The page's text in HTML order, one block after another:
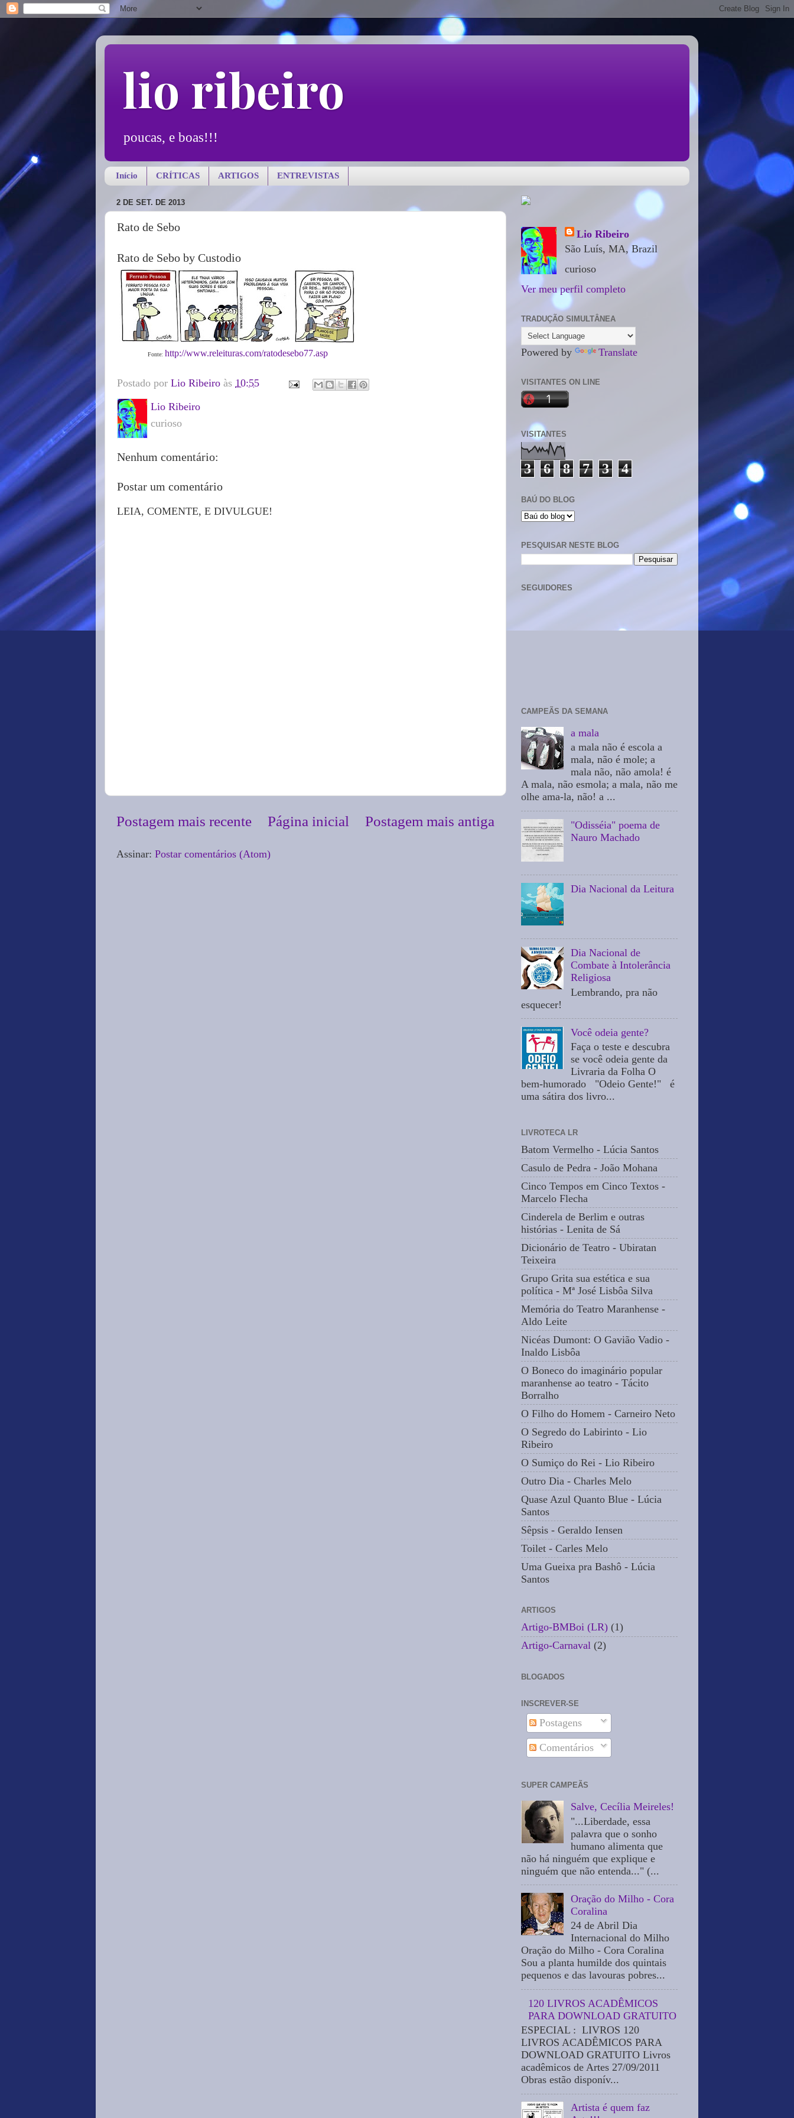
lio ribeiro
poucas, e boas!!!
Início CRÍTICAS ARTIGOS ENTREVISTAS
2 DE SET. DE 2013
Rato de Sebo
Rato de Sebo by Custodio
Fonte: http://www.releituras.com/ratodesebo77.asp
Postado por Lio Ribeiro às 10:55
Lio Ribeiro
curioso
Nenhum comentário:
Postar um comentário
LEIA, COMENTE, E DIVULGUE!
Postagem mais recente Postagem mais antiga
Página inicial
Assinar: Postar comentários (Atom)
Lio Ribeiro
São Luís, MA, Brazil
curioso
Ver meu perfil completo
TRADUÇÃO SIMULTÂNEA
Powered by Translate
VISITANTES ON LINE
VISITANTES
3 6 8 7 3 4
BAÚ DO BLOG
PESQUISAR NESTE BLOG
SEGUIDORES
CAMPEÃS DA SEMANA
a mala
a mala não é escola a
mala, não é mole; a
mala não, não amola! é
A mala, não esmola; a mala, não me
olhe ama-la, não! a ...
"Odisséia" poema de
Nauro Machado
Dia Nacional da Leitura
Dia Nacional de
Combate à Intolerância
Religiosa
Lembrando, pra não
esquecer!
Você odeia gente?
Faça o teste e descubra
se você odeia gente da
Livraria da Folha O
bem-humorado "Odeio Gente!" é
uma sátira dos livro...
LIVROTECA LR
Batom Vermelho - Lúcia Santos
Casulo de Pedra - João Mohana
Cinco Tempos em Cinco Textos -
Marcelo Flecha
Cinderela de Berlim e outras
histórias - Lenita de Sá
Dicionário de Teatro - Ubiratan
Teixeira
Grupo Grita sua estética e sua
política - Mª José Lisbôa Silva
Memória do Teatro Maranhense -
Aldo Leite
Nicéas Dumont: O Gavião Vadio -
Inaldo Lisbôa
O Boneco do imaginário popular
maranhense ao teatro - Tácito
Borralho
O Filho do Homem - Carneiro Neto
O Segredo do Labirinto - Lio
Ribeiro
O Sumiço do Rei - Lio Ribeiro
Outro Dia - Charles Melo
Quase Azul Quanto Blue - Lúcia
Santos
Sêpsis - Geraldo Iensen
Toilet - Carles Melo
Uma Gueixa pra Bashô - Lúcia
Santos
ARTIGOS
Artigo-BMBoi (LR) (1)
Artigo-Carnaval (2)
BLOGADOS
INSCREVER-SE
Postagens
Comentários
SUPER CAMPEÃS
Salve, Cecília Meireles!
"...Liberdade, essa
palavra que o sonho
humano alimenta que
não há ninguém que explique e
ninguém que não entenda..." (...
Oração do Milho - Cora
Coralina
24 de Abril Dia
Internacional do Milho
Oração do Milho - Cora Coralina
Sou a planta humilde dos quintais
pequenos e das lavouras pobres...
120 LIVROS ACADÊMICOS
PARA DOWNLOAD GRATUITO
ESPECIAL : LIVROS 120
LIVROS ACADÊMICOS PARA
DOWNLOAD GRATUITO Livros
acadêmicos de Artes 27/09/2011
Obras estão disponív...
Artista é quem faz